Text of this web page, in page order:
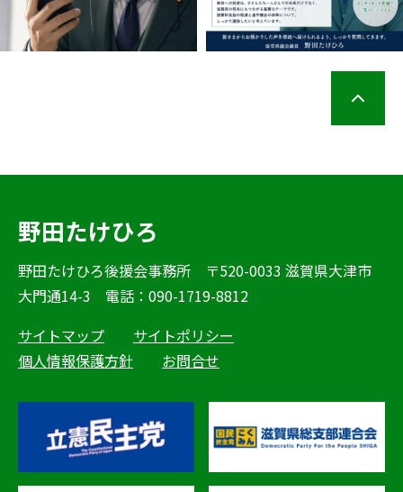
野田たけひろ
野田たけひろ後援会事務所 〒520-0033 滋賀県大津市
大門通14-3 電話：090-1719-8812
サイトマップ
サイトポリシー
個人情報保護方針
お問合せ